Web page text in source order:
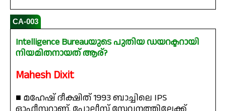
CA-003
Intelligence Bureauയുടെ പുതിയ ഡയറക്ടറായി
നിയമിതനായത് ആര്?
Mahesh Dixit
■ മഹേഷ് ദീക്ഷിത് 1993 ബാച്ചിലെ IPS
ഓഫീസറാണ്. പോലീസ് സേവനത്തിലേക്ക്